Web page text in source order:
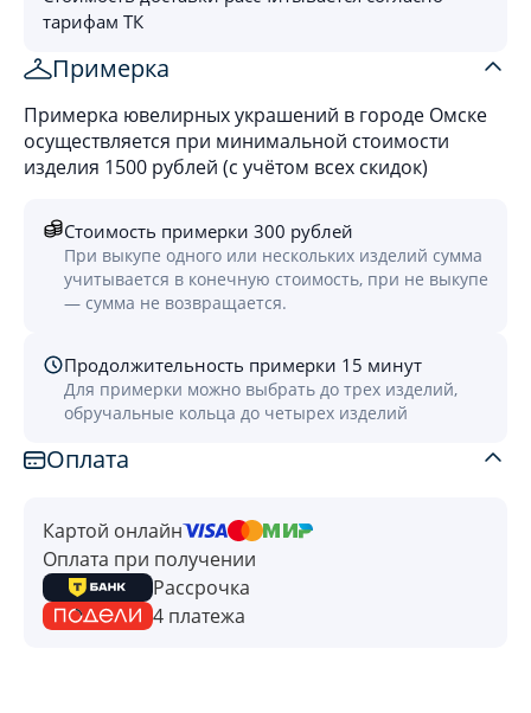
тарифам ТК
Примерка
Примерка ювелирных украшений в городе Омске
осуществляется при минимальной стоимости
изделия 1500 рублей (с учётом всех скидок)
Стоимость примерки 300 рублей
При выкупе одного или нескольких изделий сумма
учитывается в конечную стоимость, при не выкупе
— сумма не возвращается.
Продолжительность примерки 15 минут
Для примерки можно выбрать до трех изделий,
обручальные кольца до четырех изделий
Оплата
Картой онлайн
Оплата при получении
Рассрочка
4 платежа